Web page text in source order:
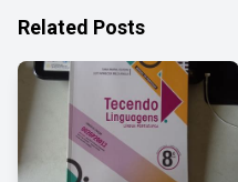
Related Posts